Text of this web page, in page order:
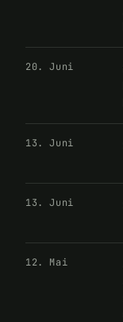
20. Juni
13. Juni
13. Juni
12. Mai